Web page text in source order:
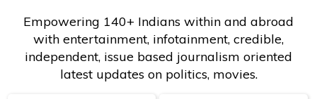
Empowering 140+ Indians within and abroad
with entertainment, infotainment, credible,
independent, issue based journalism oriented
latest updates on politics, movies.